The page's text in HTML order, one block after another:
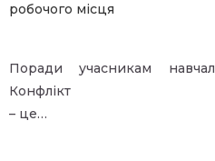
робочого місця
Поради учасникам
Конфлікт
– це…